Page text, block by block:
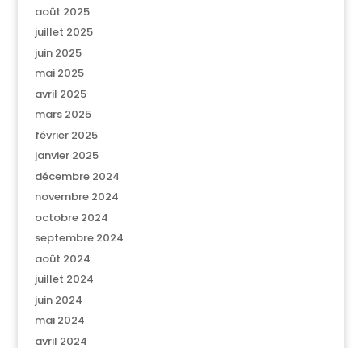
août 2025
juillet 2025
juin 2025
mai 2025
avril 2025
mars 2025
février 2025
janvier 2025
décembre 2024
novembre 2024
octobre 2024
septembre 2024
août 2024
juillet 2024
juin 2024
mai 2024
avril 2024